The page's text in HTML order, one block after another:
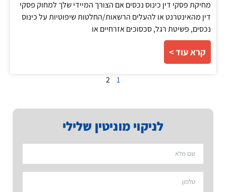
לניקוי מוניטין שלילי
מחיקת פסקי דין כינוס נכסים אם הצורך המיידי שלך למחוק פסקי
דין מהאינטרנט או להעלים הרשאות/החלטות שיפוטיות על כינוס
נכסים, פשיטת רגל, סכסוכים אזרחיים או
קרא עוד >
1
2